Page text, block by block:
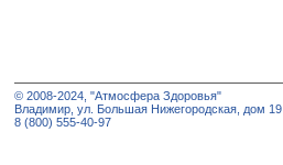
© 2008-2024, "Атмосфера Здоровья"
Владимир, ул. Большая Нижегородская, дом 19
8 (800) 555-40-97